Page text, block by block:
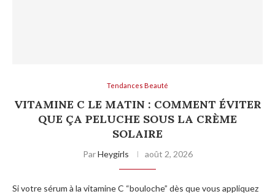
Tendances Beauté
VITAMINE C LE MATIN : COMMENT ÉVITER
QUE ÇA PELUCHE SOUS LA CRÈME
SOLAIRE
ParHeygirls août 2, 2026
Si votre sérum à la vitamine C “bouloche” dès que vous appliquez